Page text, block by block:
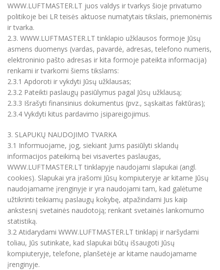
WWW.LUFTMASTER.LT juos valdys ir tvarkys šioje privatumo
politikoje bei LR teisės aktuose numatytais tikslais, priemonėmis
ir tvarka.
2.3. WWW.LUFTMASTER.LT tinklapio užklausos formoje Jūsų
asmens duomenys (vardas, pavardė, adresas, telefono numeris,
elektroninio pašto adresas ir kita formoje pateikta informacija)
renkami ir tvarkomi šiems tikslams:
2.3.1 Apdoroti ir vykdyti Jūsų užklausas;
2.3.2 Pateikti paslaugų pasiūlymus pagal Jūsų užklausą;
2.3.3 Išrašyti finansinius dokumentus (pvz., sąskaitas faktūras);
2.3.4 Vykdyti kitus pardavimo įsipareigojimus.
3. SLAPUKŲ NAUDOJIMO TVARKA
3.1 Informuojame, jog, siekiant Jums pasiūlyti sklandų
informacijos pateikimą bei visavertes paslaugas,
WWW.LUFTMASTER.LT tinklapyje naudojami slapukai (angl.
cookies). Slapukai yra įrašomi Jūsų kompiuteryje ar kitame Jūsų
naudojamame įrenginyje ir yra naudojami tam, kad galėtume
užtikrinti teikiamų paslaugų kokybę, atpažindami Jus kaip
ankstesnį svetainės naudotoją; renkant svetainės lankomumo
statistiką.
3.2 Atidarydami WWW.LUFTMASTER.LT tinklapį ir naršydami
toliau, Jūs sutinkate, kad slapukai būtų išsaugoti Jūsų
kompiuteryje, telefone, planšetėje ar kitame naudojamame
įrenginyje.